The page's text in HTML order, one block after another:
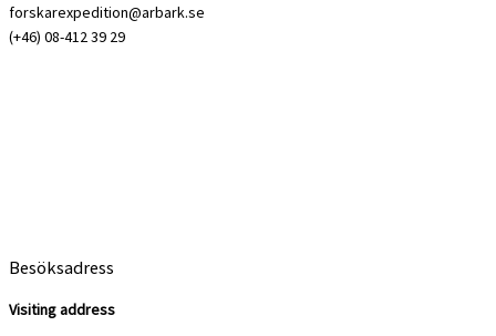
forskarexpedition@arbark.se
(+46) 08-412 39 29
Besöksadress
Visiting address